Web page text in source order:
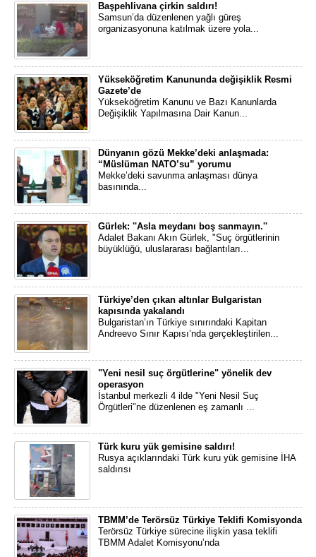
Başpehlivana çirkin saldırı!
Samsun’da düzenlenen yağlı güreş
organizasyonuna katılmak üzere yola...
Yükseköğretim Kanununda değişiklik Resmi
Gazete’de
Yükseköğretim Kanunu ve Bazı Kanunlarda
Değişiklik Yapılmasına Dair Kanun...
Dünyanın gözü Mekke’deki anlaşmada:
“Müslüman NATO’su” yorumu
Mekke’deki savunma anlaşması dünya
basınında...
Gürlek: ''Asla meydanı boş sanmayın.''
Adalet Bakanı Akın Gürlek, "Suç örgütlerinin
büyüklüğü, uluslararası bağlantıları...
Türkiye’den çıkan altınlar Bulgaristan
kapısında yakalandı
Bulgaristan’ın Türkiye sınırındaki Kapitan
Andreevo Sınır Kapısı’nda gerçekleştirilen...
"Yeni nesil suç örgütlerine" yönelik dev
operasyon
İstanbul merkezli 4 ilde "Yeni Nesil Suç
Örgütleri"ne düzenlenen eş zamanlı ...
Türk kuru yük gemisine saldırı!
Rusya açıklarındaki Türk kuru yük gemisine İHA
saldırısı
TBMM’de Terörsüz Türkiye Teklifi Komisyonda
Terörsüz Türkiye sürecine ilişkin yasa teklifi
TBMM Adalet Komisyonu’nda